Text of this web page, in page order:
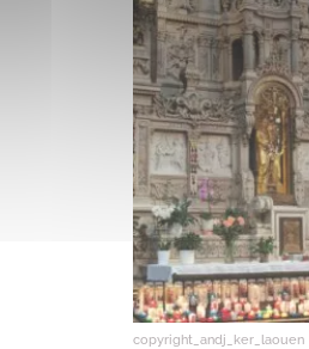
copyright_andj_ker_laouen